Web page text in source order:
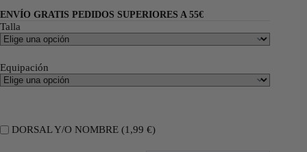
ENVÍO GRATIS PEDIDOS SUPERIORES A 55€
Talla
Equipación
DORSAL Y/O NOMBRE (1,99 €)